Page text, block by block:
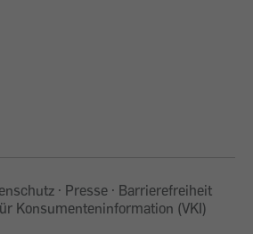
Presse
Barrierefreiheit
Konsumenteninformation (VKI)